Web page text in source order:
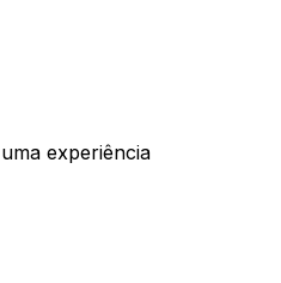
uma experiência